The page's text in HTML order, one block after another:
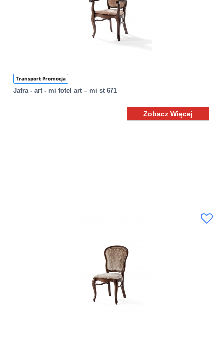
Transport Promocja
Jafra - art - mi fotel art – mi st 671
Zobacz Więcej